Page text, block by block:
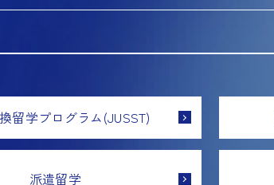
留学プログラム(JUSST)
派遣留学